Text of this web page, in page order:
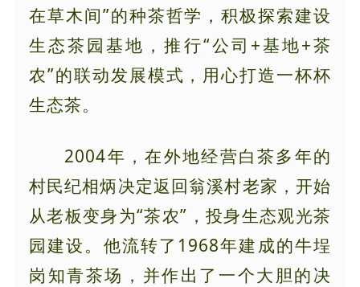
在草木间”的种茶哲学，积极探索建设
生态茶园基地，推行“公司+基地+茶
农”的联动发展模式，用心打造一杯杯
生态茶。
2004年，在外地经营白茶多年的
村民纪相炳决定返回翁溪村老家，开始
从老板变身为“茶农”，投身生态观光茶
园建设。他流转了1968年建成的牛埕
岗知青茶场，并作出了一个大胆的决